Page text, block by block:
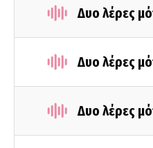
Δυο λέρες
Δυο λέρες
Δυο λέρες